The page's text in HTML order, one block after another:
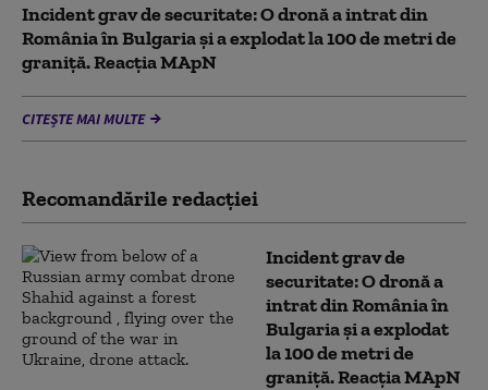
Incident grav de securitate: O dronă a intrat din
România în Bulgaria şi a explodat la 100 de metri de
graniţă. Reacția MApN
CITEȘTE MAI MULTE
Recomandările redacţiei
Incident grav de
securitate: O dronă a
intrat din România în
Bulgaria şi a explodat
la 100 de metri de
graniţă. Reacția MApN